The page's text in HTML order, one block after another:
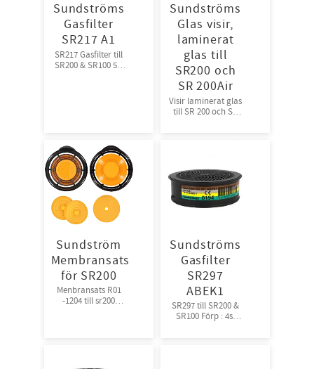
Sundströms
Gasfilter
SR217 A1
SR217 Gasfilter till
SR200 & SR100 5st
Sundströms
Glas visir,
laminerat
glas till
SR200 och
SR 200Air
Visir laminerat glas
till SR 200 och SR
Sundström
Membransats
för SR200
Menbransats R01
-1204 till sr200
Sundströms
Gasfilter
SR297
ABEK1
SR297 till SR200 &
SR100 Förp : 4st